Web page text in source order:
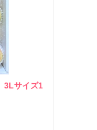
3Lサイズ1